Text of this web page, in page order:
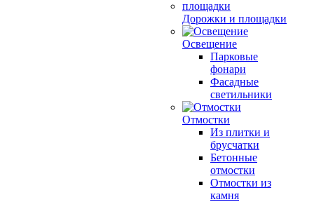
Дорожки и площадки
Освещение
Парковые
фонари
Фасадные
светильники
Отмостки
Из плитки и
брусчатки
Бетонные
отмостки
Отмостки из
камня